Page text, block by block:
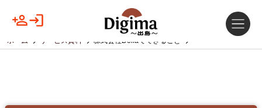
ホーム サービス資料 株式会社Deilaでできること